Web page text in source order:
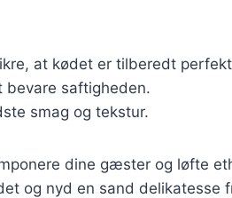
at kødet er tilberedt
saftigheden.
smag og tekstur.
dine gæster og løfte
og nyd en sand delikatesse